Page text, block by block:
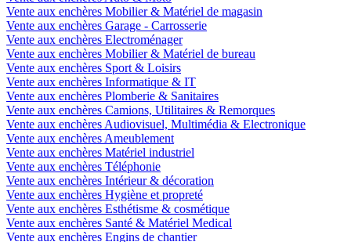
Vente aux enchères Mobilier & Matériel de magasin
Vente aux enchères Garage - Carrosserie
Vente aux enchères Electroménager
Vente aux enchères Mobilier & Matériel de bureau
Vente aux enchères Sport & Loisirs
Vente aux enchères Informatique & IT
Vente aux enchères Plomberie & Sanitaires
Vente aux enchères Camions, Utilitaires & Remorques
Vente aux enchères Audiovisuel, Multimédia & Electronique
Vente aux enchères Ameublement
Vente aux enchères Matériel industriel
Vente aux enchères Téléphonie
Vente aux enchères Intérieur & décoration
Vente aux enchères Hygiène et propreté
Vente aux enchères Esthétisme & cosmétique
Vente aux enchères Santé & Matériel Medical
Vente aux enchères Engins de chantier